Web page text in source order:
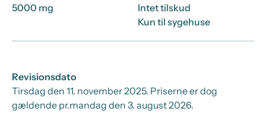
5000 mg
Intet tilskud
Kun til sygehuse
Revisionsdato
Tirsdag den 11. november 2025. Priserne er dog
gældende pr.mandag den 3. august 2026.